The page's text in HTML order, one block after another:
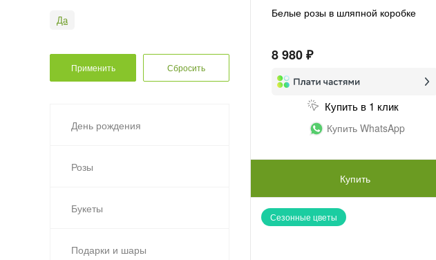
Да
День рождения
Розы
Букеты
Подарки и шары
Белые розы в шляпной коробке
8 980 ₽
Купить в 1 клик
Купить WhatsApp
Купить
Сезонные цветы